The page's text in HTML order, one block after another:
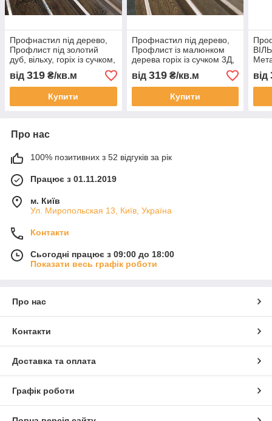
Профнастил під дерево,
Профлист під золотий
дуб, вільху, горіх із сучком,
Металопрофіль із
малюнком під дерево.
від 319 ₴/кв.м
Купити
Профнастил під дерево,
Профлист із малюнком
дерева горіх із сучком 3Д,
Металопрофіль під
дерево горіх із сучком 3Д
від 319₴/кв.м
Купити
від
Про нас
100% позитивних з 52 відгуків за рік
Працює з 01.11.2019
м. Київ
Ул. Миропольская 13, Київ, Україна
Контакти
Сьогодні працює з 09:00 до 18:00
Показати весь графік роботи
Про нас
Контакти
Доставка та оплата
Графік роботи